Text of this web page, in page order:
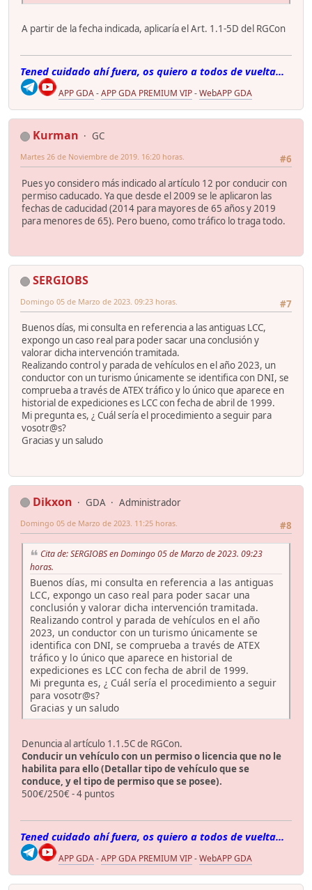
A partir de la fecha indicada, aplicaría el Art. 1.1-5D del RGCon
Tened cuidado ahí fuera, os quiero a todos de vuelta...
APP GDA-APP GDA PREMIUM VIP-WebAPP GDA
Kurman
GC
#6
Martes 26 de Noviembre de 2019. 16:20 horas.
Pues yo considero más indicado al artículo 12 por conducir con
permiso caducado. Ya que desde el 2009 se le aplicaron las
fechas de caducidad (2014 para mayores de 65 años y 2019
para menores de 65). Pero bueno, como tráfico lo traga todo.
SERGIOBS
#7
Domingo 05 de Marzo de 2023. 09:23 horas.
Buenos días, mi consulta en referencia a las antiguas LCC,
expongo un caso real para poder sacar una conclusión y
valorar dicha intervención tramitada.
Realizando control y parada de vehículos en el año 2023, un
conductor con un turismo únicamente se identifica con DNI, se
comprueba a través de ATEX tráfico y lo único que aparece en
historial de expediciones es LCC con fecha de abril de 1999.
Mi pregunta es, ¿ Cuál sería el procedimiento a seguir para
vosotr@s?
Gracias y un saludo
Dikxon GDA
Administrador
#8
Domingo 05 de Marzo de 2023. 11:25 horas.
Cita de: SERGIOBS en Domingo 05 de Marzo de 2023. 09:23
horas.
Buenos días, mi consulta en referencia a las antiguas
LCC, expongo un caso real para poder sacar una
conclusión y valorar dicha intervención tramitada.
Realizando control y parada de vehículos en el año
2023, un conductor con un turismo únicamente se
identifica con DNI, se comprueba a través de ATEX
tráfico y lo único que aparece en historial de
expediciones es LCC con fecha de abril de 1999.
Mi pregunta es, ¿ Cuál sería el procedimiento a seguir
para vosotr@s?
Gracias y un saludo
Denuncia al artículo 1.1.5C de RGCon.
Conducir un vehículo con un permiso o licencia que no le
habilita para ello (Detallar tipo de vehículo que se
conduce, y el tipo de permiso que se posee).
500€/250€ - 4 puntos
Tened cuidado ahí fuera, os quiero a todos de vuelta...
APP GDA-APP GDA PREMIUM VIP-WebAPP GDA